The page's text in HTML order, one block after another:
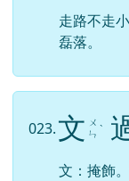
走路不走
磊落。
023.文 ㄨ
ㄣ ˋ
文：掩飾